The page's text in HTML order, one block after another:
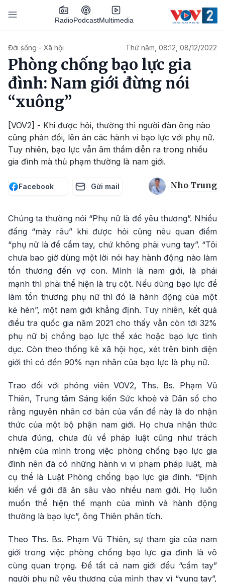
Nhảy đến nội dung
RadioPodcastMultimedia
Đời sống - Xã hội Thứ năm, 08:12, 08/12/2022
Phòng chống bạo lực gia
đình: Nam giới đừng nói
“xuông”
[VOV2] - Khi được hỏi, thường thì người đàn ông nào
cũng phản đối, lên án các hành vi bạo lực với phụ nữ.
Tuy nhiên, bạo lực vẫn âm thầm diễn ra trong nhiều
gia đình mà thủ phạm thường là nam giới.
Facebook Gửi mail Nho Trung
Chúng ta thường nói “Phụ nữ là để yêu thương”. Nhiều
đấng “mày râu” khi được hỏi cũng nêu quan điểm
“phụ nữ là để cầm tay, chứ không phải vung tay”. “Tôi
chưa bao giờ dùng một lời nói hay hành động nào làm
tổn thương đến vợ con. Mình là nam giới, là phái
mạnh thì phải thể hiện là trụ cột. Nếu dùng bạo lực để
làm tổn thương phụ nữ thì đó là hành động của một
kẻ hèn”, một nam giới khẳng định. Tuy nhiên, kết quả
điều tra quốc gia năm 2021 cho thấy vẫn còn tới 32%
phụ nữ bị chồng bạo lực thể xác hoặc bạo lực tình
dục. Còn theo thống kê xã hội học, xét trên bình diện
giới thì có đến 90% nạn nhân của bạo lực là phụ nữ.
Trao đổi với phóng viên VOV2, Ths. Bs. Phạm Vũ
Thiên, Trung tâm Sáng kiến Sức khoẻ và Dân số cho
rằng nguyên nhân cơ bản của vấn đề này là do nhận
thức của một bộ phận nam giới. Họ chưa nhận thức
chưa đúng, chưa đủ về pháp luật cũng như trách
nhiệm của mình trong việc phòng chống bạo lực gia
đình nên đã có những hành vi vi phạm pháp luật, mà
cụ thể là Luật Phòng chống bạo lực gia đình. “Định
kiến về giới đã ăn sâu vào nhiều nam giới. Họ luôn
muốn thể hiện thế mạnh của mình và hành động
thường là bạo lực”, ông Thiên phân tích.
Theo Ths. Bs. Phạm Vũ Thiên, sự tham gia của nam
giới trong việc phòng chống bạo lực gia đình là vô
cùng quan trọng. Để tất cả nam giới đều “cầm tay”
người phụ nữ yêu thương của mình thay vì “vung tay”,